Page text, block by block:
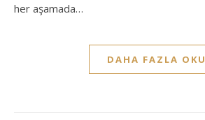
her aşamada…
DAHA FAZLA OKU